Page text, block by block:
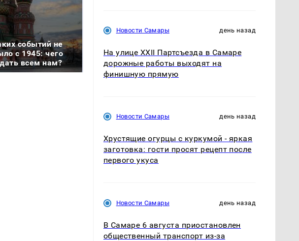
событий не
с 1945: чего
всем нам?
В магазинах России
ажиотаж из-за этого
продукта: что купить?
СМИ: В Химках на
машину напали и
подожгли.
Новости Самары день назад
На улице XXII Партсъезда в Самаре
дорожные работы выходят на
финишную прямую
Новости Самары день назад
Хрустящие огурцы с куркумой - яркая
заготовка: гости просят рецепт после
первого укуса
Новости Самары день назад
В Самаре 6 августа приостановлен
общественный транспорт из-за